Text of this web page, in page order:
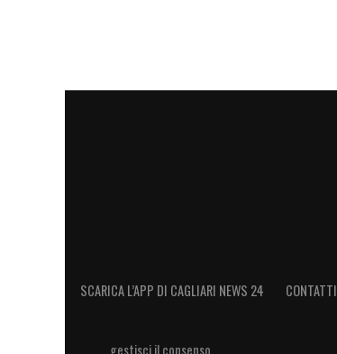
SCARICA L’APP DI CAGLIARI NEWS 24 CONTATTI
gestisci il consenso